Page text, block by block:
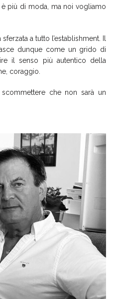
più di moda, ma noi vogliamo
a tutto l’establishment. Il
dunque come un grido di
il senso più autentico della
coraggio.
scommettere che non sarà un
paglia.